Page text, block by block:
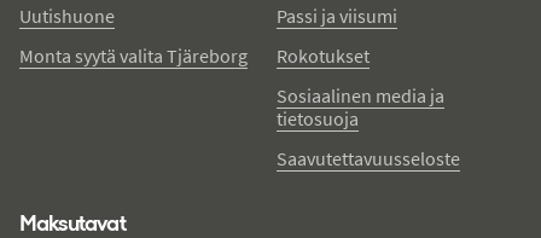
Uutishuone
Monta syytä valita Tjäreborg
Passi ja viisumi
Rokotukset
Sosiaalinen media ja
tietosuoja
Saavutettavuusseloste
Maksutavat